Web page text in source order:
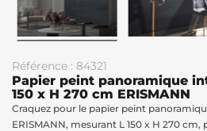
Référence : 84321
Papier peint panoramique
150 x H 270 cm ERISMANN
Craquez pour le papier peint
ERISMANN, mesurant L 150 x H 270 cm,